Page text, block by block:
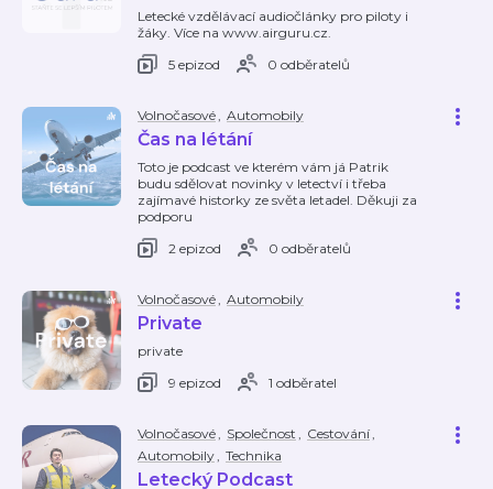
Letecké vzdělávací audiočlánky pro piloty i
žáky. Více na www.airguru.cz.
5 epizod
0 odběratelů
Volnočasové, Automobily
Čas na létání
Toto je podcast ve kterém vám já Patrik
budu sdělovat novinky v letectví i třeba
zajímavé historky ze světa letadel. Děkuji za
podporu
2 epizod
0 odběratelů
Volnočasové, Automobily
Private
private
9 epizod
1 odběratel
Volnočasové, Společnost , Cestování,
Automobily, Technika
Letecký Podcast